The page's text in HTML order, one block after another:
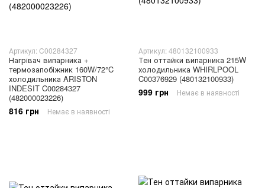
Артикул: C00284327
Нагрівач випарника +
термозапобіжник 160W/72°C
холодильника ARISTON
INDESIT C00284327
(482000023226)
816 грн Немає в наявності
Артикул: 480132100933
Тен оттайки випарника 215W
холодильника WHIRLPOOL
C00376929 (480132100933)
999 грн Немає в наявності